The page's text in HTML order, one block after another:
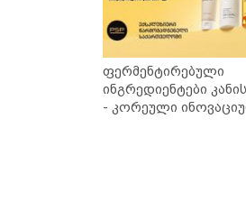
ფერმენტირებული
ინგრედიენტები
- კორეული